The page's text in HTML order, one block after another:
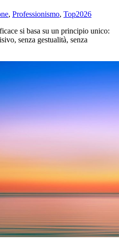
, Professionismo, Top2026
si basa su un principio unico:
senza gestualità, senza